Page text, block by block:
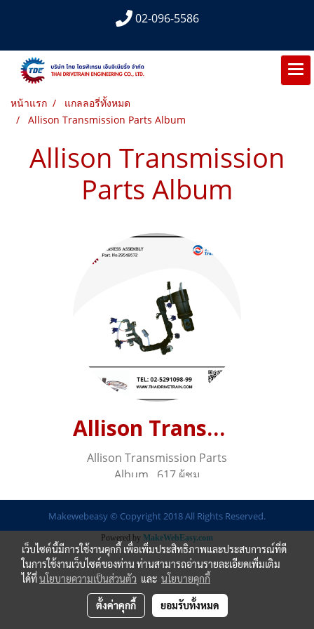
02-096-5586
หน้าแรก
แกลลอรี่ทั้งหมด
Allison Transmission Parts Album
Allison Transmission
Parts Album
Allison Transmission Parts
Allison Transmission Parts
Album
617 ผู้ชม
Makewebeasy © Copyright 2018 All Rights Reserved.
Powered by MakeWebEasy.com
เว็บไซต์นี้มีการใช้งานคุกกี้ เพื่อเพิ่มประสิทธิภาพและประสบการณ์ที่ดี
ในการใช้งานเว็บไซต์ของท่าน ท่านสามารถอ่านรายละเอียดเพิ่มเติม
ได้ที่นโยบายความเป็นส่วนตัว และ นโยบายคุกกี้
ตั้งค่าคุกกี้ ยอมรับทั้งหมด